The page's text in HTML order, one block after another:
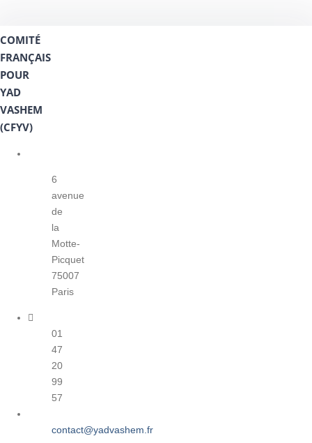
COMITÉ
FRANÇAIS
POUR
YAD
VASHEM
(CFYV)
6
avenue
de
la
Motte-
Picquet
75007
Paris
01
47
20
99
57
contact@yadvashem.fr